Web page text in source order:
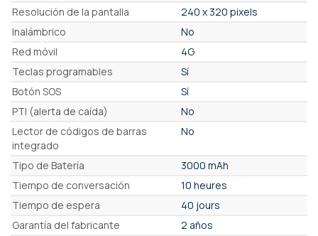
Resolución de la pantalla
240 x 320 pixels
Inalámbrico
No
Red móvil
4G
Teclas programables
Sí
Botón SOS
Sí
PTI (alerta de caída)
No
Lector de códigos de barras
integrado
No
Tipo de Batería
3000 mAh
Tiempo de conversación
10 heures
Tiempo de espera
40 jours
Garantía del fabricante
2 años